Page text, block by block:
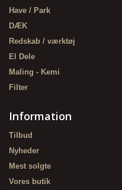
Have / Park
DÆK
Redskab / værktøj
El Dele
Maling - Kemi
Filter
Information
Tilbud
Nyheder
Mest solgte
Vores butik